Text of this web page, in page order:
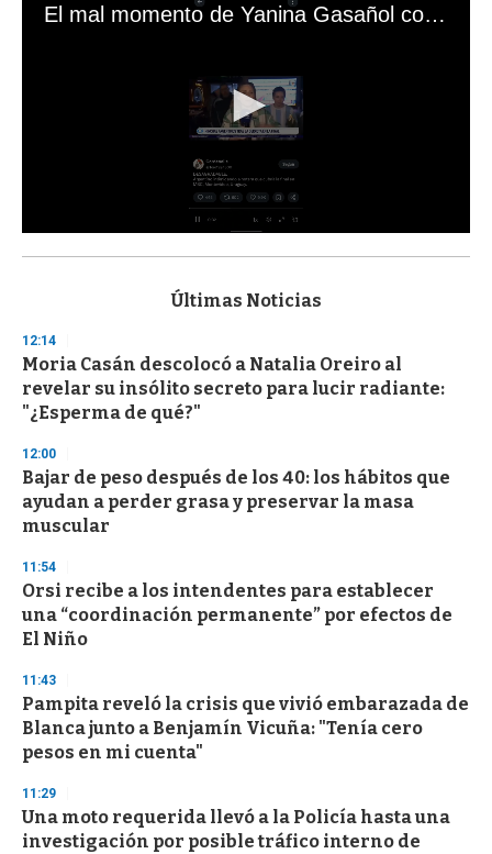
El mal momento de Yanina Gasañol con un hincha argentino en "Subrayado"
s
d
s
o
f
s
e
c
o
n
Últimas Noticias
12:14
Moria Casán descolocó a Natalia Oreiro al
revelar su insólito secreto para lucir radiante:
"¿Esperma de qué?"
12:00
Bajar de peso después de los 40: los hábitos que
ayudan a perder grasa y preservar la masa
muscular
11:54
Orsi recibe a los intendentes para establecer
una “coordinación permanente” por efectos de
El Niño
11:43
Pampita reveló la crisis que vivió embarazada de
Blanca junto a Benjamín Vicuña: "Tenía cero
pesos en mi cuenta"
11:29
Una moto requerida llevó a la Policía hasta una
investigación por posible tráfico interno de